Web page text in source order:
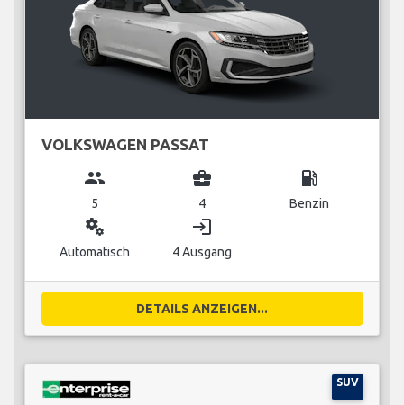
VOLKSWAGEN PASSAT
group
5
business_center
4
local_gas_station
Benzin
miscellaneous_services
Automatisch
login
4 Ausgang
DETAILS ANZEIGEN...
SUV